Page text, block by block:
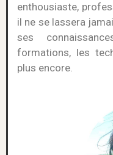
enthousiaste,
il ne se lassera
ses
formations, les
plus encore.